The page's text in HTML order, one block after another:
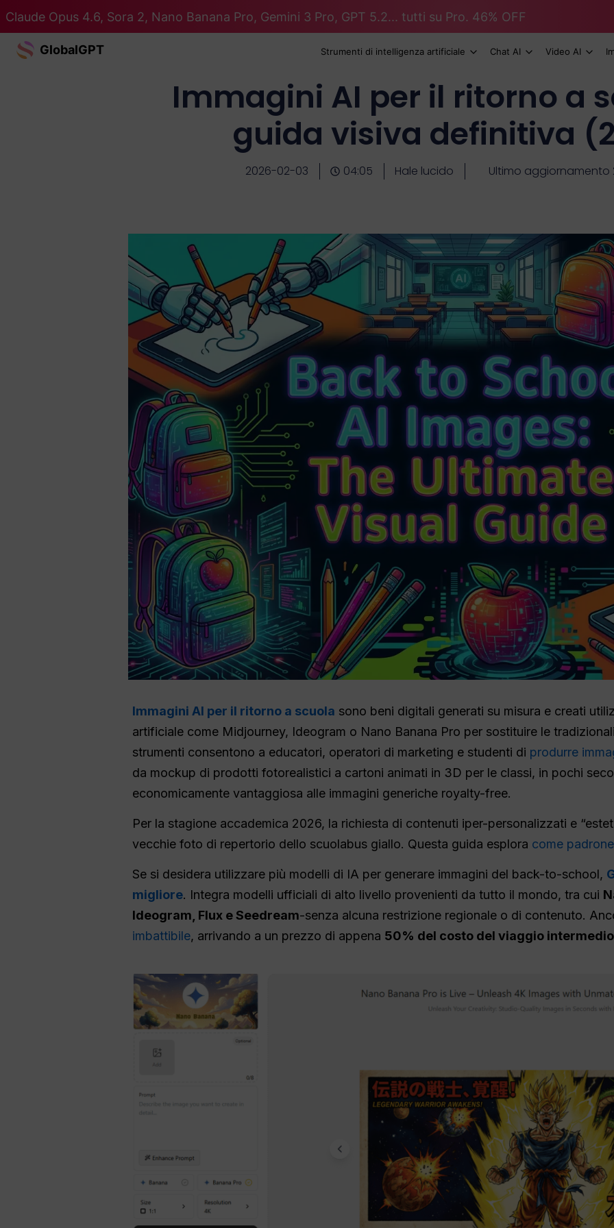
Claude Opus 4.6, Sora 2, Nano Banana Pro, Gemini 3 Pro, GPT 5.2... tutti su Pro. 46% OFF
GlobalGPT Strumenti di intelligenza artificiale Chat AI Video AI
Immagini AI per il ritorno a
guida visiva definitiva
2026-02-03 04:05 Hale lucido Ultimo aggiornamento
Immagini AI per il ritorno a scuola sono beni digitali generati su misura e creati
artificiale come Midjourney, Ideogram o Nano Banana Pro per sostituire le
strumenti consentono a educatori, operatori di marketing e studenti di produrre
da mockup di prodotti fotorealistici a cartoni animati in 3D per le classi, in pochi
economicamente vantaggiosa alle immagini generiche royalty-free.
Per la stagione accademica 2026, la richiesta di contenuti iper-personalizzati e
vecchie foto di repertorio dello scuolabus giallo. Questa guida esplora come
Se si desidera utilizzare più modelli di IA per generare immagini del back-to-school,
migliore. Integra modelli ufficiali di alto livello provenienti da tutto il mondo, tra cui
Ideogram, Flux e Seedream-senza alcuna restrizione regionale o di contenuto.
imbattibile, arrivando a un prezzo di appena 50% del costo del viaggio intermedio